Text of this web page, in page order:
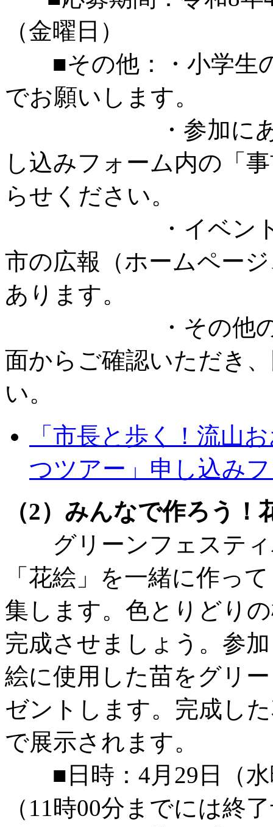
（金曜日）
■その他：・小学生
でお願いします。
・参加にあたり
し込みフォーム内の「
らせください。
・イベント中に
市の広報（ホームペー
あります。
・その他の注意
面からご確認いただき
い。
「市長と歩く！流山
つツアー」申し込み
（2）みんなで作ろう
グリーンフェスティ
「花絵」を一緒に作っ
集します。色とりどり
完成させましょう。参
絵に使用した苗をグリ
ゼントします。完成し
で展示されます。
■日時：4月29日（
（11時00分までには終